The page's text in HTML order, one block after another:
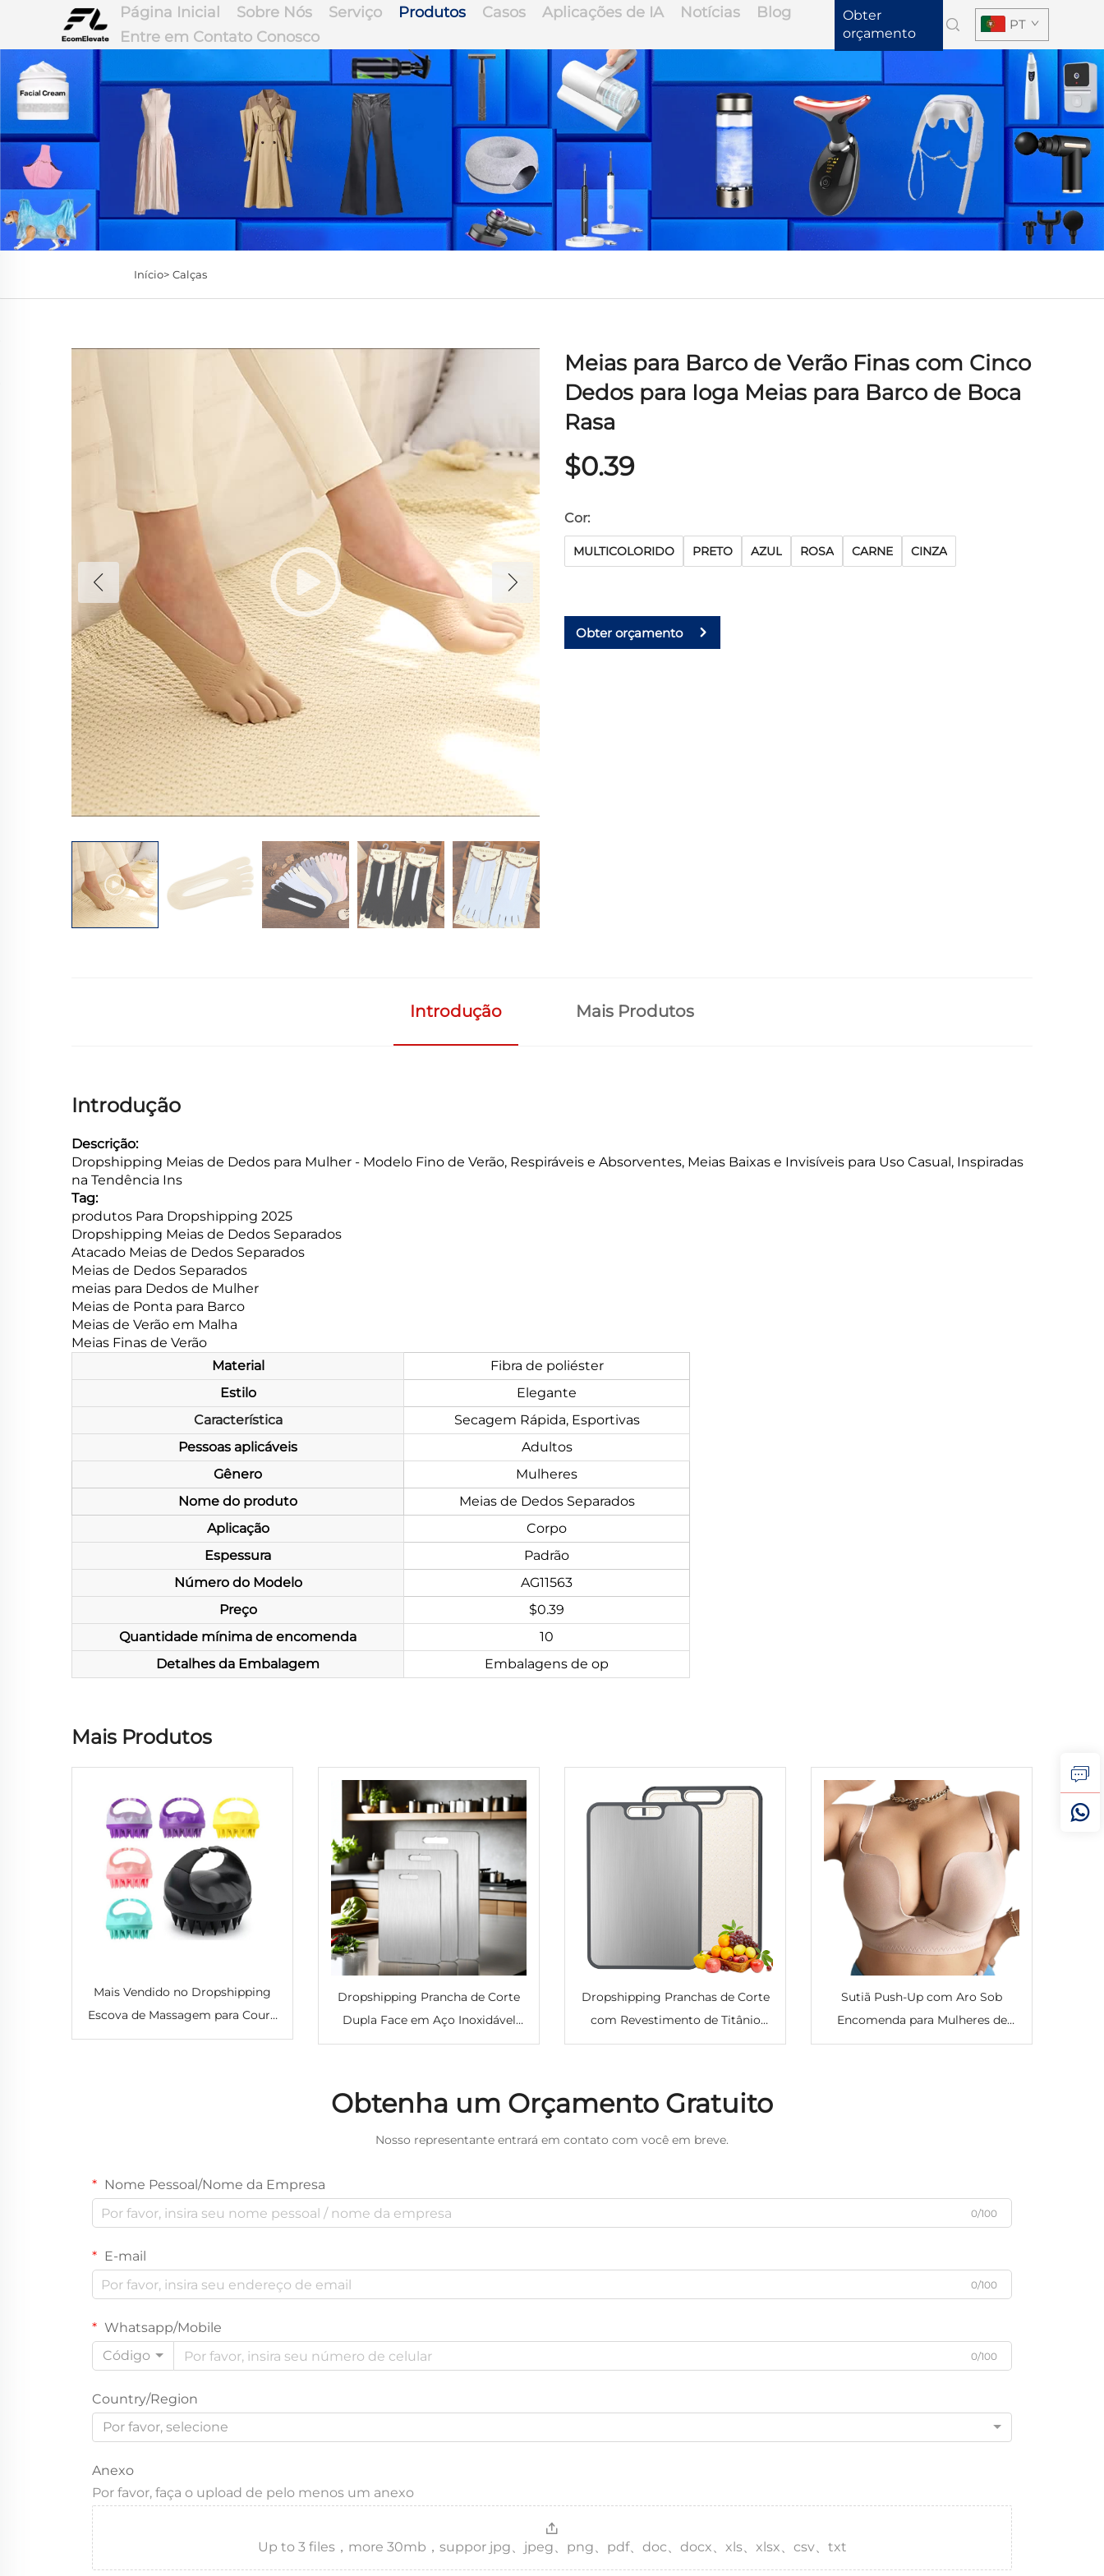
Página Inicial Sobre Nós Serviço Produtos Casos Aplicações de IA Notícias
Blog
Entre em Contato Conosco
Obter
orçamento
PT
Início> Calças
Meias para Barco de Verão Finas com Cinco
Dedos para Ioga Meias para Barco de Boca
Rasa
$0.39
Cor:
MULTICOLORIDO PRETO AZUL ROSA CARNE CINZA
Obter orçamento
Introdução Mais Produtos
Introdução
Descrição:
Dropshipping Meias de Dedos para Mulher - Modelo Fino de Verão, Respiráveis e Absorventes, Meias Baixas e Invisíveis para Uso Casual, Inspiradas
na Tendência Ins
Tag:
produtos Para Dropshipping 2025
Dropshipping Meias de Dedos Separados
Atacado Meias de Dedos Separados
Meias de Dedos Separados
meias para Dedos de Mulher
Meias de Ponta para Barco
Meias de Verão em Malha
Meias Finas de Verão
Material
Fibra de poliéster
Estilo
Elegante
Característica
Secagem Rápida, Esportivas
Pessoas aplicáveis
Adultos
Gênero
Mulheres
Nome do produto
Meias de Dedos Separados
Aplicação
Corpo
Espessura
Padrão
Número do Modelo
AG11563
Preço
$0.39
Quantidade mínima de encomenda
10
Detalhes da Embalagem
Embalagens de op
Mais Produtos
Mais Vendido no Dropshipping
Escova de Massagem para Couro
Cabeludo com Shampoo em
Dropshipping Prancha de Corte
Dupla Face em Aço Inoxidável
com Revestimento de Titânio,
Retangular, para Carne e Peixe
Dropshipping Pranchas de Corte
com Revestimento de Titânio
para Cozinha, Prancha de Corte
em Titânio Puro e PP de Palha de
Trigo, Fácil de Limpar
Sutiã Push-Up com Aro Sob
Encomenda para Mulheres de
Tamanho Grande com
Obtenha um Orçamento Gratuito
Nosso representante entrará em contato com você em breve.
Nome Pessoal/Nome da Empresa
0/100
E-mail
0/100
Whatsapp/Mobile
Código
0/100
Country/Region
Por favor, selecione
Anexo
Por favor, faça o upload de pelo menos um anexo
Up to 3 files，more 30mb，suppor jpg、jpeg、png、pdf、doc、docx、xls、xlsx、csv、txt